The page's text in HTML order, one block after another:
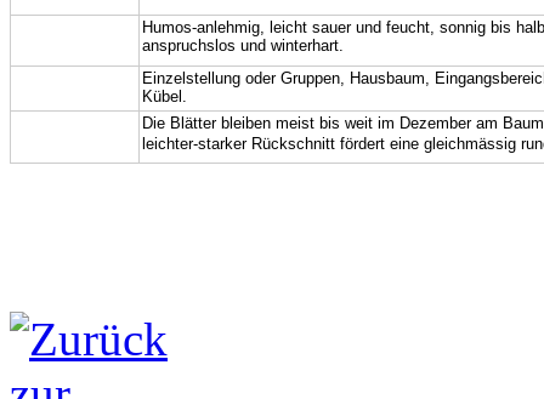
Humos-anlehmig , leicht sauer und feucht, sonnig bis
anspruchslos und winterhart.
Einzelstellung oder Gruppen , Hausbaum,
Kübel.
Die Blätter bleiben meist bis weit im Dezember am
leichter-starker Rückschnitt fördert eine gleichmässig